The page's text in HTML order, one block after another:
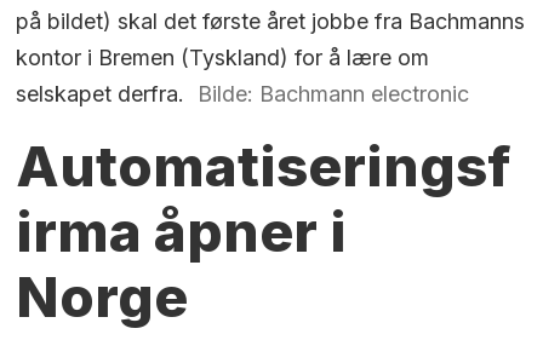
på bildet) skal det første året jobbe fra Bachmanns
kontor i Bremen (Tyskland) for å lære om
selskapet derfra.
Bilde: Bachmann electronic
Automatiseringsf
irma åpner i
Norge